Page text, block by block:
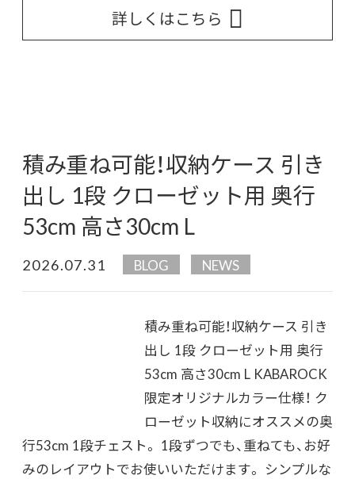
詳しくはこちら
積み重ね可能！収納ケース 引き
出し 1段 クローゼット用 奥行
53cm 高さ30cm L
2026.07.31 BLOG NEWS
積み重ね可能！収納ケース 引き
出し 1段 クローゼット用 奥行
53cm 高さ30cm L KABAROCK
限定オリジナルカラー仕様！ ク
ローゼット収納にオススメの奥
行53cm 1段チェスト。 1段ずつでも、重ねても、お好
みのレイアウトでお使いいただけます。 シンプルな